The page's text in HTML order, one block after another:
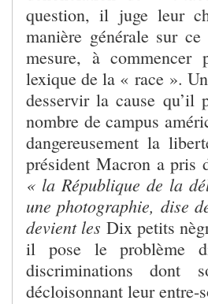
question, il juge leur
manière générale sur
mesure, à commencer
lexique de la « race ».
desservir la cause qu’il
nombre de campus
dangereusement la
président Macron a pris
« la République de la
une photographie, dise
devient les Dix petits
il pose le problème
discriminations dont
décloisonnant leur entre-